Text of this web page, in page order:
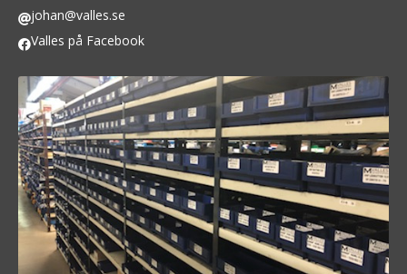
johan@valles.se
Valles på Facebook